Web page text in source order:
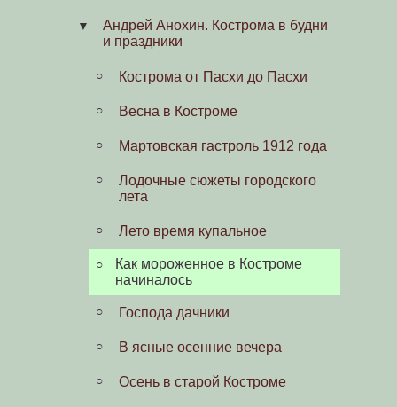
О книге
Выезд пожарной команды
Костромские извозчики
Костромичи в часы досуга
базары
Тревожные события
В годы Русско-японской войны
Андрей Анохин. Кострома в будни
и праздники
Кострома от Пасхи до Пасхи
Весна в Костроме
Мартовская гастроль 1912 года
Лодочные сюжеты городского
лета
Лето время купальное
Как мороженное в Костроме
начиналось
Господа дачники
В ясные осенние вечера
Осень в старой Костроме